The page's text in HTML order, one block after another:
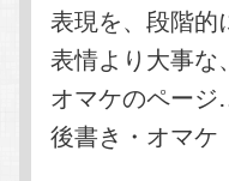
表現を、段階
表情より大事な
オマケのペー
後書き・オマケ